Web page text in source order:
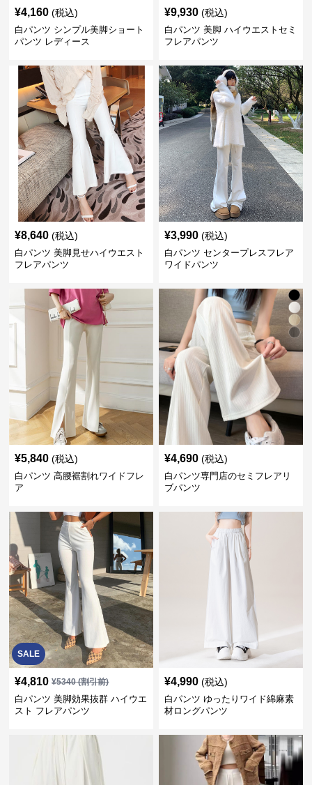
¥4,160 (税込)
白パンツ シンプル美脚ショート
パンツ レディース
¥9,930 (税込)
白パンツ 美脚 ハイウエストセミ
フレアパンツ
¥8,640 (税込)
白パンツ 美脚見せハイウエスト
フレアパンツ
¥3,990 (税込)
白パンツ センタープレスフレア
ワイドパンツ
¥5,840 (税込)
白パンツ 高腰裾割れワイドフレ
ア
¥4,690 (税込)
白パンツ専門店のセミフレアリ
ブパンツ
SALE
¥4,810 ¥5340(割引前)
白パンツ 美脚効果抜群 ハイウエ
スト フレアパンツ
¥4,990 (税込)
白パンツ ゆったりワイド綿麻素
材ロングパンツ